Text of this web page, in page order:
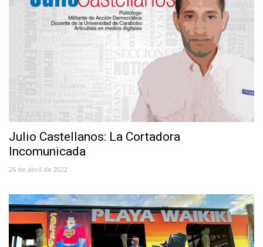
Julio Castellanos: La Cortadora
Incomunicada
26 de abril de 2022